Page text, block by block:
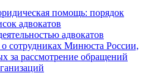
помощь: порядок
адвокатов
адвокатов
сотрудниках Минюста России,
за рассмотрение обращений